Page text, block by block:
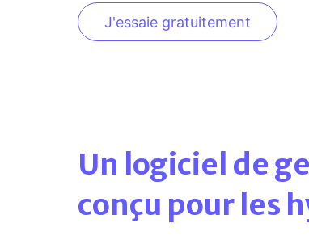
J'essaie gratuitement
Un logiciel de
conçu pour les